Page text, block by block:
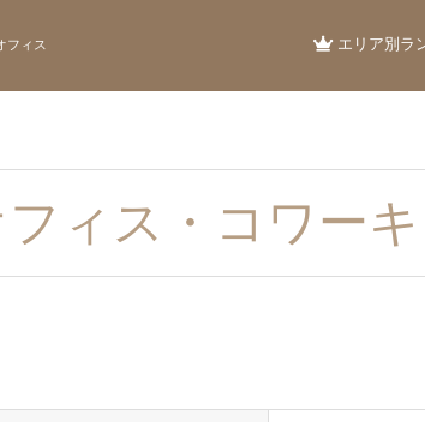
フィス エリア別ラ
ィス・コワー